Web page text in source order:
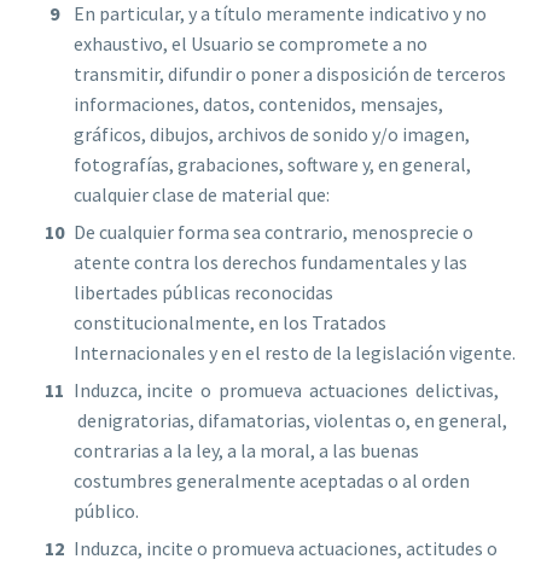
En particular, y a título meramente indicativo y no
exhaustivo, el Usuario se compromete a no
transmitir, difundir o poner a disposición de terceros
informaciones, datos, contenidos, mensajes,
gráficos, dibujos, archivos de sonido y/o imagen,
fotografías, grabaciones, software y, en general,
cualquier clase de material que:
De cualquier forma sea contrario, menosprecie o
atente contra los derechos fundamentales y las
libertades públicas reconocidas
constitucionalmente, en los Tratados
Internacionales y en el resto de la legislación vigente.
Induzca, incite o promueva actuaciones delictivas,
denigratorias, difamatorias, violentas o, en general,
contrarias a la ley, a la moral, a las buenas
costumbres generalmente aceptadas o al orden
público.
Induzca, incite o promueva actuaciones, actitudes o